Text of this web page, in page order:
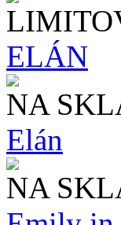
ELÁN
NA
Elán
NA